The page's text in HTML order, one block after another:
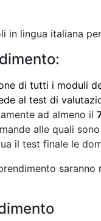
lingua italiana
di tutti i moduli
al test di
ad almeno il
alle quali
il test finale le
saranno